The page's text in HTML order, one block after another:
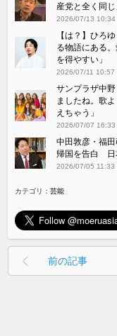
産党と全く同じ
2026/07/13 10:34
【は？】ひろ
る物語にある
を得やすい」
2026/07/11 10:57
サンプラザ中
ましたね。歌
えちゃう」
2026/07/07 16:33
中田敦彦・福
帰国を告白 日
2026/07/05 11:33
カテゴリ：芸能
前の記事